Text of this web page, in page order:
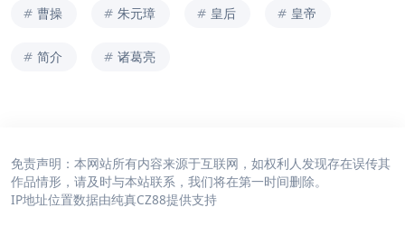
曹操 朱元璋 皇后 皇帝
简介 诸葛亮
免责声明：本网站所有内容来源于互联网，如权利人发现存在误传其
作品情形，请及时与本站联系，我们将在第一时间删除。
IP地址位置数据由纯真CZ88提供支持